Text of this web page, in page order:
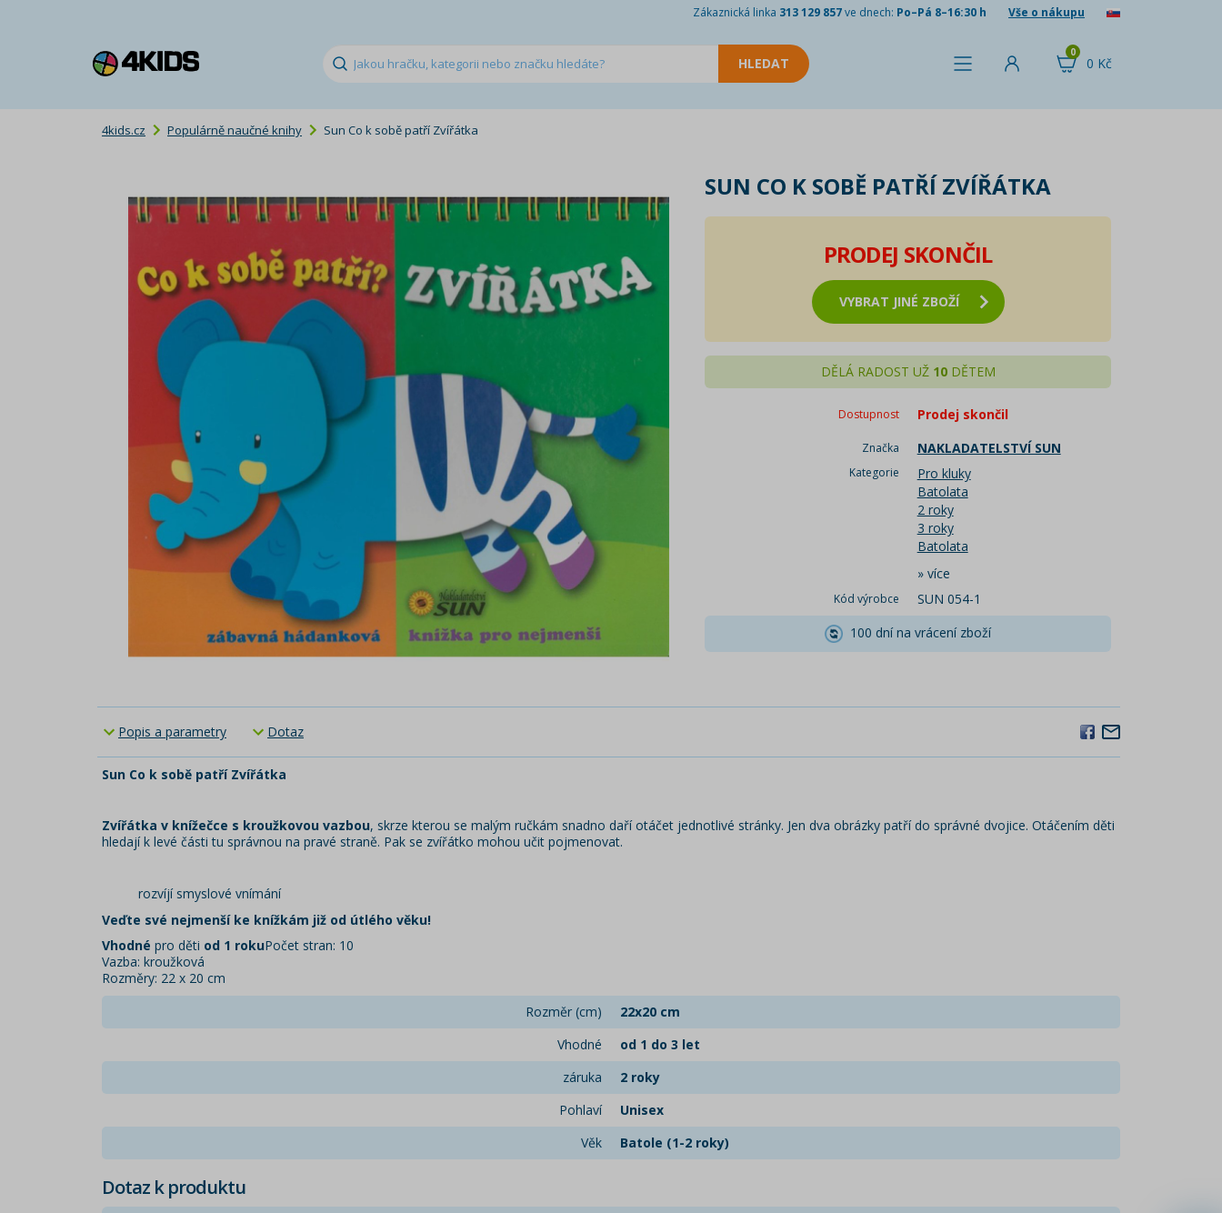
Zákaznická linka 313 129 857ve dnech: Po–Pá 8–16:30 h Vše o nákupu
0 Kč
0
4kids.cz Populárně naučné knihy Sun Co k sobě patří Zvířátka
SUN CO K SOBĚ PATŘÍ ZVÍŘÁTKA
PRODEJ SKONČIL
VYBRAT JINÉ ZBOŽÍ
DĚLÁ RADOST UŽ 10DĚTEM
Dostupnost Prodej skončil
Značka NAKLADATELSTVÍ SUN
Kategorie
Pro kluky
Batolata
2 roky
3 roky
Batolata
» více
Kód výrobce
SUN 054-1
100 dní na vrácení zboží
Popis a parametry Dotaz
Sun Co k sobě patří Zvířátka
Zvířátka v knížečce s kroužkovou vazbou, skrze kterou se malým ručkám snadno daří otáčet jednotlivé stránky. Jen dva obrázky patří do správné dvojice. Otáčením děti
hledají k levé části tu správnou na pravé straně. Pak se zvířátko mohou učit pojmenovat.
rozvíjí smyslové vnímání
Veďte své nejmenší ke knížkám již od útlého věku!
Vhodné pro děti od 1 rokuPočet stran: 10
Vazba: kroužková
Rozměry: 22 x 20 cm
Rozměr (cm)
22x20 cm
Vhodné
od 1 do 3 let
záruka
2 roky
Pohlaví
Unisex
Věk
Batole (1-2 roky)
Dotaz k produktu